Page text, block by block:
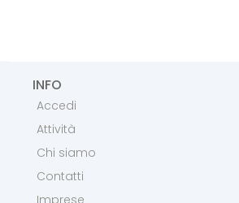
INFO
Accedi
Attività
Chi siamo
Contatti
Imprese